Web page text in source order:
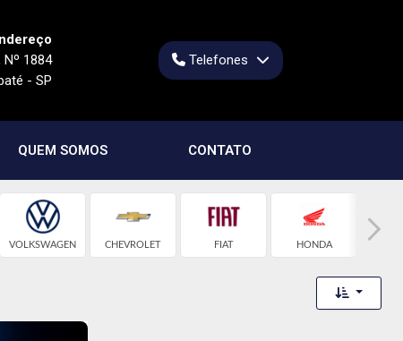
Nº 1884
- SP
Telefones
QUEM SOMOS CONTATO
VOLKSWAGEN CHEVROLET FIAT HONDA
Toggle